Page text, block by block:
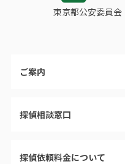
東京都公安委員会
ご案内
探偵相談窓口
探偵依頼料金について